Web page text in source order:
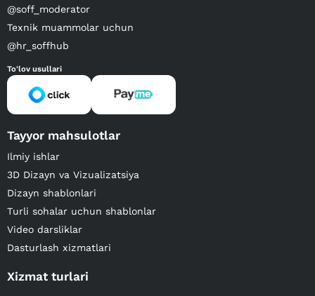
@soff_moderator
Texnik muammolar uchun
@hr_soffhub
To'lov usullari
Tayyor mahsulotlar
Ilmiy ishlar
3D Dizayn va Vizualizatsiya
Dizayn shablonlari
Turli sohalar uchun shablonlar
Video darsliklar
Dasturlash xizmatlari
Xizmat turlari